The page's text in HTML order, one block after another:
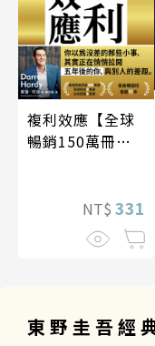
複利效應【全球
暢銷150萬冊・
NT$ 331
東野圭吾經